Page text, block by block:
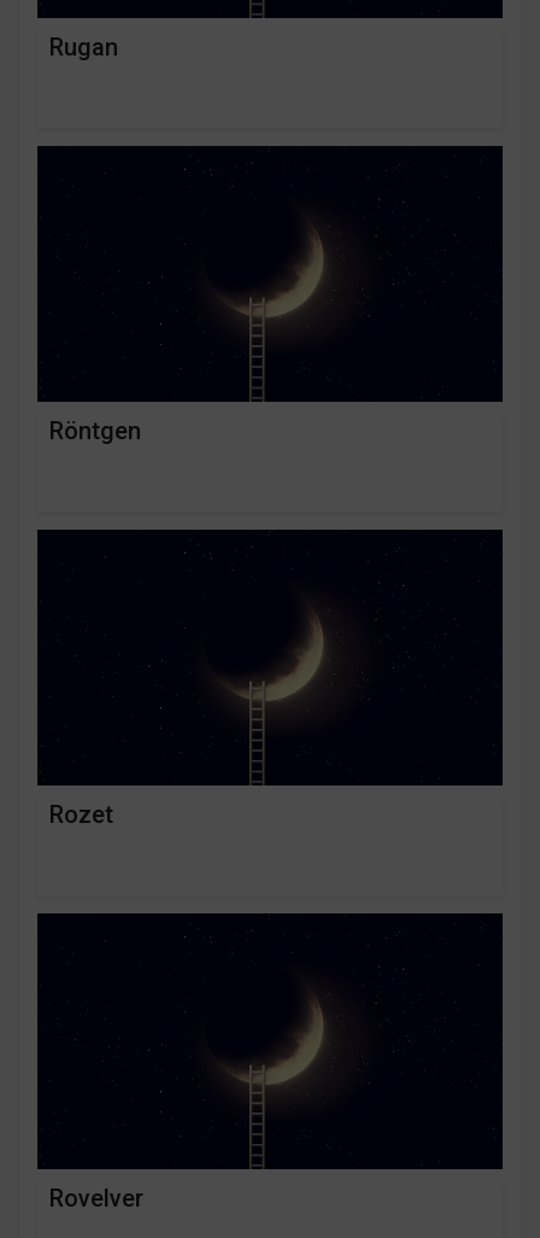
Rugan
Röntgen
Rozet
Rovelver